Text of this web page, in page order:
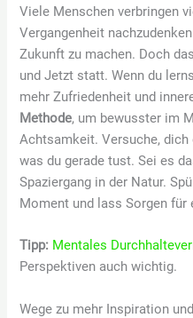
Viele Menschen verbringen
Vergangenheit
Zukunft zu machen. Doch
und Jetzt statt. Wenn du
mehr Zufriedenheit und
Methode, um bewusster im
Achtsamkeit. Versuche, dich
was du gerade tust. Sei es
Spaziergang in der Natur.
Moment und lass Sorgen für
Tipp: Mentales
Perspektiven auch wichtig.
Wege zu mehr Inspiration